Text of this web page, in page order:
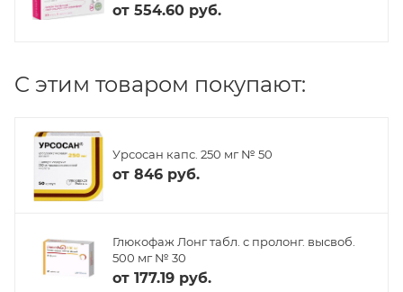
от 554.60 руб.
C этим товаром покупают:
Урсосан капс. 250 мг № 50
от 846 руб.
Глюкофаж Лонг табл. с пролонг. высвоб.
500 мг № 30
от 177.19 руб.